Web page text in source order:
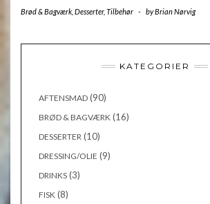
Brød & Bagværk Desserter, Tilbehør - byBrian Nørvig
KATEGORIER
AFTENSMAD (90)
BRØD & BAGVÆRK (16)
DESSERTER (10)
DRESSING/OLIE (9)
DRINKS (3)
FISK (8)